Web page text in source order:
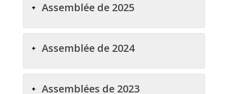
Assemblée de 2025
Assemblée de 2024
Assemblées de 2023